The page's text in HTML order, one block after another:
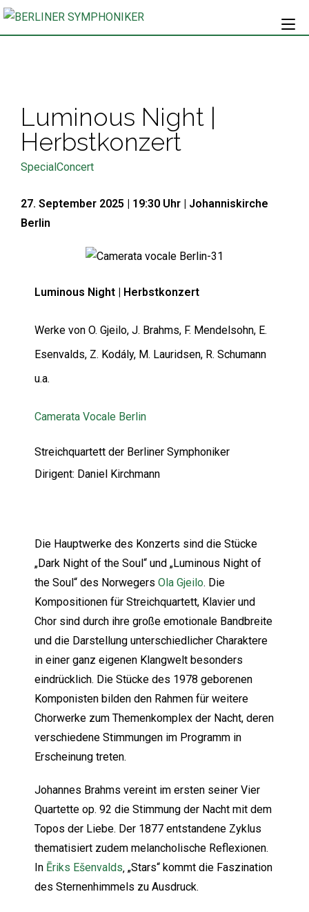
Luminous Night |
Herbstkonzert
SpecialConcert
27. September 2025 | 19:30 Uhr | Johanniskirche
Berlin
Luminous Night | Herbstkonzert
Werke von O. Gjeilo, J. Brahms, F. Mendelsohn, E.
Esenvalds, Z. Kodály, M. Lauridsen, R. Schumann
u.a.
Camerata Vocale Berlin
Streichquartett der Berliner Symphoniker
Dirigent: Daniel Kirchmann
Die Hauptwerke des Konzerts sind die Stücke
„Dark Night of the Soul“ und „Luminous Night of
the Soul“ des Norwegers Ola Gjeilo. Die
Kompositionen für Streichquartett, Klavier und
Chor sind durch ihre große emotionale Bandbreite
und die Darstellung unterschiedlicher Charaktere
in einer ganz eigenen Klangwelt besonders
eindrücklich. Die Stücke des 1978 geborenen
Komponisten bilden den Rahmen für weitere
Chorwerke zum Themenkomplex der Nacht, deren
verschiedene Stimmungen im Programm in
Erscheinung treten.
Johannes Brahms vereint im ersten seiner Vier
Quartette op. 92 die Stimmung der Nacht mit dem
Topos der Liebe. Der 1877 entstandene Zyklus
thematisiert zudem melancholische Reflexionen.
In Ēriks Ešenvalds ‚ „Stars“ kommt die Faszination
des Sternenhimmels zu Ausdruck.